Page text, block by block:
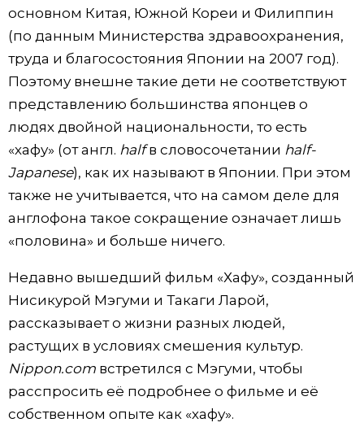
основном Китая, Южной Кореи и Филиппин
(по данным Министерства здравоохранения,
труда и благосостояния Японии на 2007 год).
Поэтому внешне такие дети не соответствуют
представлению большинства японцев о
людях двойной национальности, то есть
«хафу» (от англ. halfв словосочетании half-
Japanese), как их называют в Японии. При этом
также не учитывается, что на самом деле для
англофона такое сокращение означает лишь
«половина» и больше ничего.
Недавно вышедший фильм «Хафу», созданный
Нисикурой Мэгуми и Такаги Ларой,
рассказывает о жизни разных людей,
растущих в условиях смешения культур.
Nippon.comвстретился с Мэгуми, чтобы
расспросить её подробнее о фильме и её
собственном опыте как «хафу».